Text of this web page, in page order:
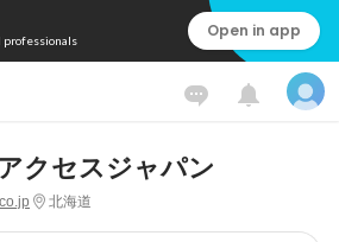
professionals Open in app
クセスジャパン
北海道